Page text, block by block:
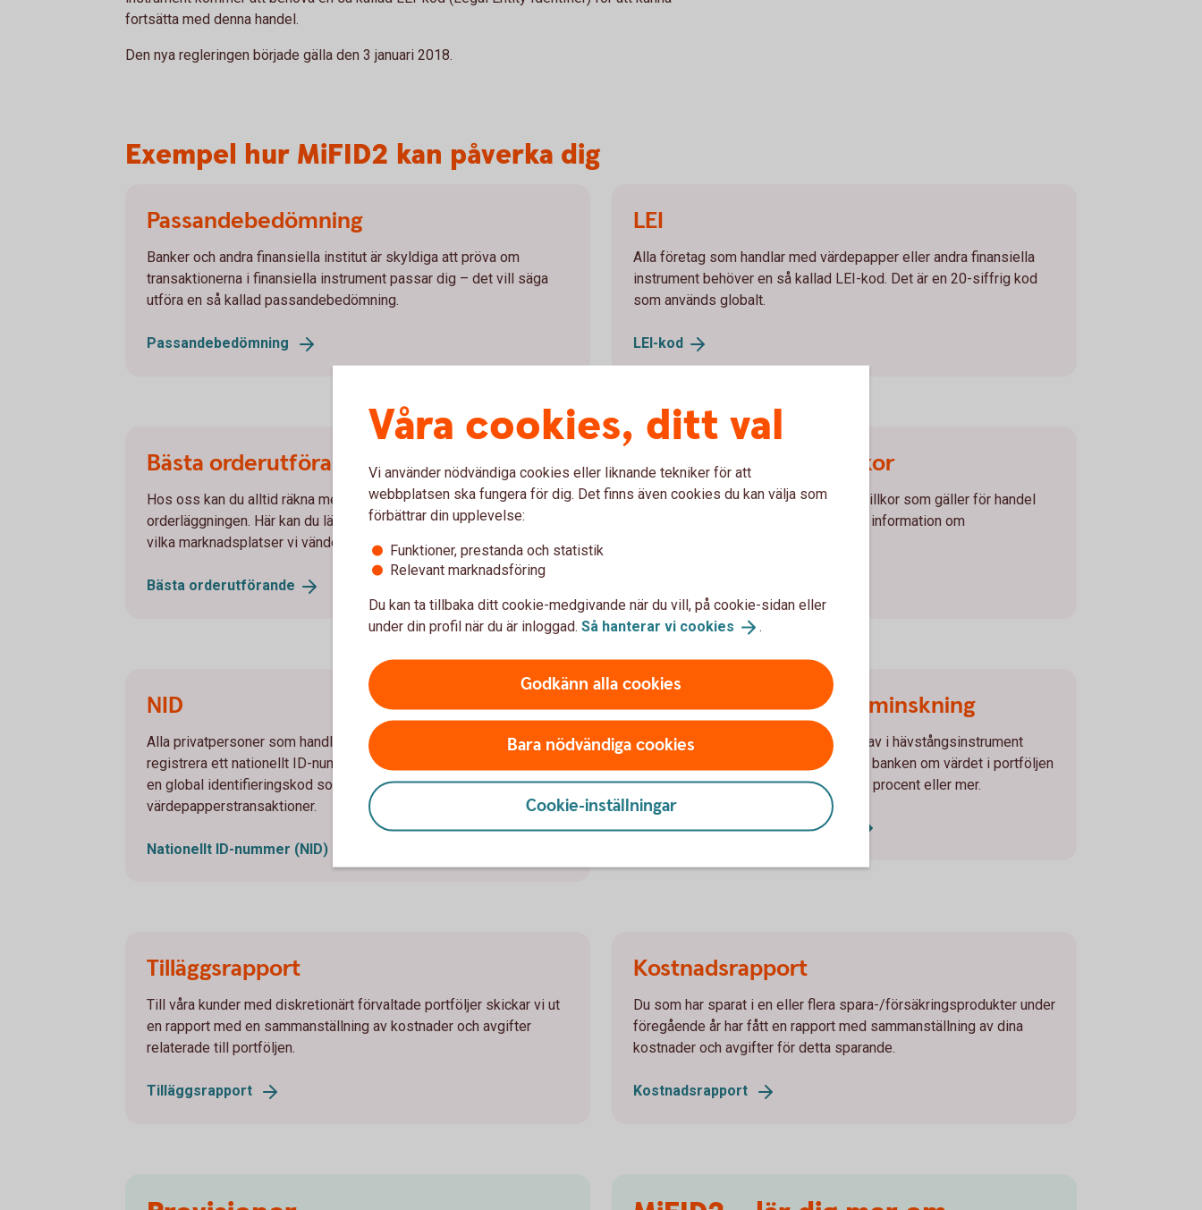
fortsätta med denna handel.
Den nya regleringen började gälla den 3 januari 2018.
Exempel hur MiFID2 kan påverka dig
Passandebedömning
Banker och andra finansiella institut är skyldiga att pröva om
transaktionerna i finansiella instrument passar dig – det vill säga
utföra en så kallad passandebedömning.
Passandebedömning
LEI
Alla företag som handlar med värdepapper eller andra finansiella
instrument behöver en så kallad LEI-kod. Det är en 20-siffrig kod
som används globalt.
LEI-kod
Bästa orderutförande
Hos oss kan du alltid räkna med att bli rättvist hanterad i
orderläggningen. Här kan du läsa i detalj hur vi utför din order och till
vilka marknadsplatser vi vänder oss till.
Bästa orderutförande
Avtal och allmänna villkor
Här hittar du olika avtal och allmänna villkor som gäller för handel
med finansiella instrument samt övrig information om
NID
Alla privatpersoner som handlar med värdepapper behöver
registrera ett nationellt ID-nummer, NID, i bankens system. Det är
en global identifieringskod som används vid
värdepapperstransaktioner.
Nationellt ID-nummer (NID)
Du meddelas vid värdeminskning
Har du en förvaltad portfölj eller innehav i hävstångsinstrument
kommer du att få ett meddelande från banken om värdet i portföljen
eller instrumentet har minskat med 10 procent eller mer.
Meddelande vidvärdeminskning
Tilläggsrapport
Till våra kunder med diskretionärt förvaltade portföljer skickar vi ut
en rapport med en sammanställning av kostnader och avgifter
relaterade till portföljen.
Tilläggsrapport
Kostnadsrapport
Du som har sparat i en eller flera spara-/försäkringsprodukter under
föregående år har fått en rapport med sammanställning av dina
kostnader och avgifter för detta sparande.
Kostnadsrapport
Våra cookies, ditt val
Vi använder nödvändiga cookies eller liknande tekniker för att
webbplatsen ska fungera för dig. Det finns även cookies du kan välja som
förbättrar din upplevelse:
Funktioner, prestanda och statistik
Relevant marknadsföring
Du kan ta tillbaka ditt cookie-medgivande när du vill, på cookie-sidan eller
under din profil när du är inloggad. Så hanterar vi cookies .
Godkänn alla cookies
Bara nödvändiga cookies
Cookie-inställningar